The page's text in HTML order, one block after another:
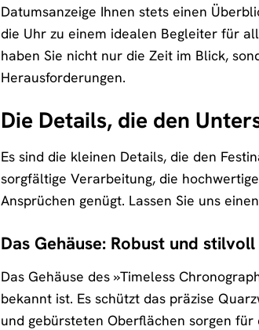
Datumsanzeige Ihnen stets einen
die Uhr zu einem idealen Begleiter für
haben Sie nicht nur die Zeit im Blick,
Herausforderungen.
Die Details, die den
Es sind die kleinen Details, die den
sorgfältige Verarbeitung, die
Ansprüchen genügt. Lassen Sie uns
Das Gehäuse: Robust und stilvoll
Das Gehäuse des »Timeless
bekannt ist. Es schützt das präzise
und gebürsteten Oberflächen sorgen